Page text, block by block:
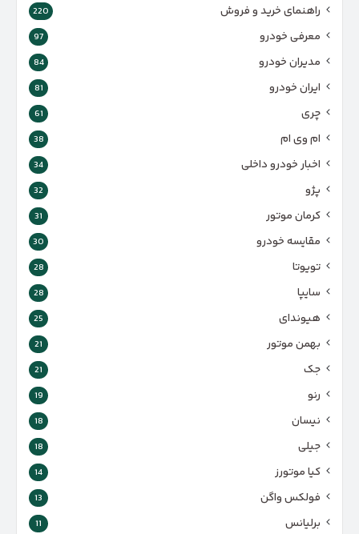
راهنمای خرید و فروش 220
معرفی خودرو 97
مدیران خودرو 84
ایران خودرو 81
چری 61
ام وی ام 38
اخبار خودرو داخلی 34
پژو 32
کرمان موتور 31
مقایسه خودرو 30
تویوتا 28
سایپا 28
هیوندای 25
بهمن موتور 21
جک 21
رنو 19
نیسان 18
جیلی 18
کیا موتورز 14
فولکس واگن 13
برلیانس 11